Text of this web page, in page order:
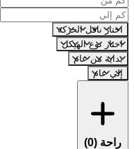
اختار ناقل الحركة
اختار نوع الهيكل
بداية من عام
إلي عام
راحة (0
)